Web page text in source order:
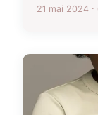
21 mai 2024 ·